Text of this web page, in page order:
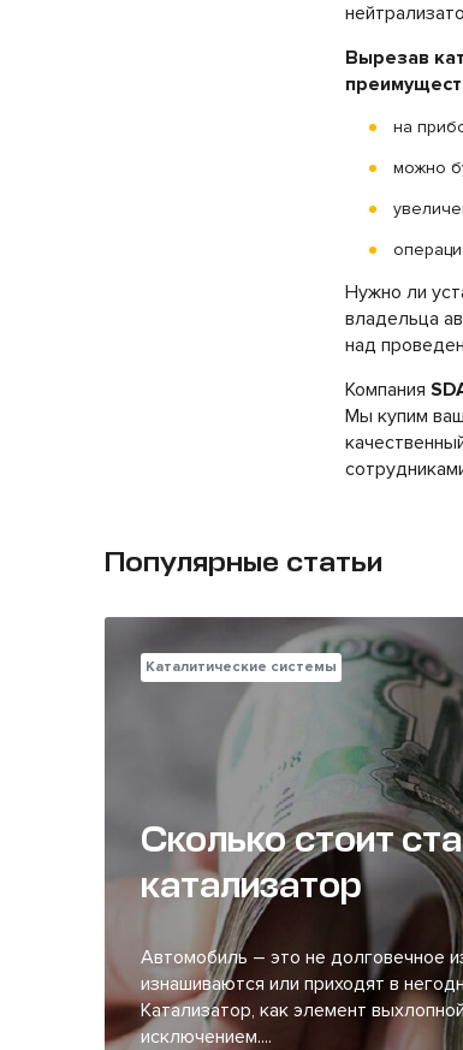
Вырезав
на
можно
Нужно ли
владельца
над
Компания
Мы купим
Популярные статьи
Каталитические системы
Сколько стоит
катализатор
Автомобиль – это не долговечное
изнашиваются или приходят в
Катализатор, как элемент
исключением....